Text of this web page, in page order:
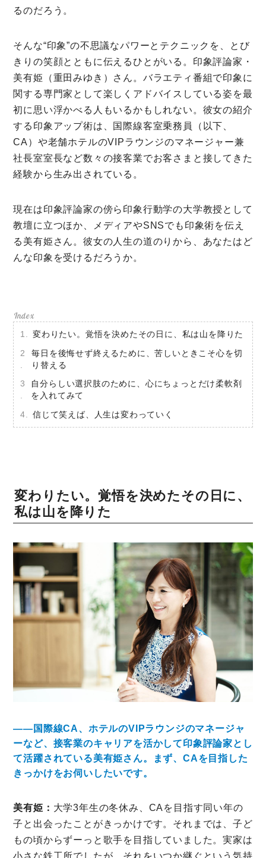
ミモザマガジンとは
ミモザレポート
ミモマガエッセイ
根ほり花ほり10アンケート
運営会社
利用規約
るのだろう。
そんな“印象”の不思議なパワーとテクニックを、とび
きりの笑顔とともに伝えるひとがいる。印象評論家・
美有姫（重田みゆき）さん。バラエティ番組で印象に
関する専門家として楽しくアドバイスしている姿を最
初に思い浮かべる人もいるかもしれない。彼女の紹介
する印象アップ術は、国際線客室乗務員（以下、
CA）や老舗ホテルのVIPラウンジのマネージャー兼
社長室室長など数々の接客業でお客さまと接してきた
経験から生み出されている。
現在は印象評論家の傍ら印象行動学の大学教授として
教壇に立つほか、メディアやSNSでも印象術を伝え
る美有姫さん。彼女の人生の道のりから、あなたはど
んな印象を受けるだろうか。
変わりたい。覚悟を決めたその日に、私は山を降りた
毎日を後悔せず終えるために、苦しいときこそ心を切
り替える
自分らしい選択肢のために、心にちょっとだけ柔軟剤
を入れてみて
信じて笑えば、人生は変わっていく
変わりたい。覚悟を決めたその日に、
私は山を降りた
――国際線CA、ホテルのVIPラウンジのマネージャ
ーなど、接客業のキャリアを活かして印象評論家とし
て活躍されている美有姫さん。まず、CAを目指した
きっかけをお伺いしたいです。
美有姫： 大学3年生の冬休み、CAを目指す同い年の
子と出会ったことがきっかけです。それまでは、子ど
もの頃からずーっと歌手を目指していました。実家は